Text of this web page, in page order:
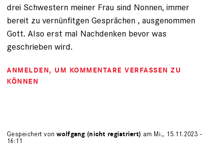
drei Schwestern meiner Frau sind Nonnen, immer
bereit zu vernünfitgen Gesprächen , ausgenommen
Gott. Also erst mal Nachdenken bevor was
geschrieben wird.
ANMELDEN, UM KOMMENTARE VERFASSEN ZU
KÖNNEN
Gespeichert vonwolfgang (nicht registriert) am Mi., 15.11.2023 -
16:11